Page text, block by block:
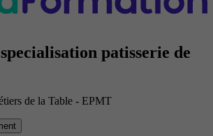
patisserie de
de la Table - EPMT